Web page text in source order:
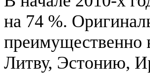
на 74 %.
преимущественно
Литву, Эстонию,